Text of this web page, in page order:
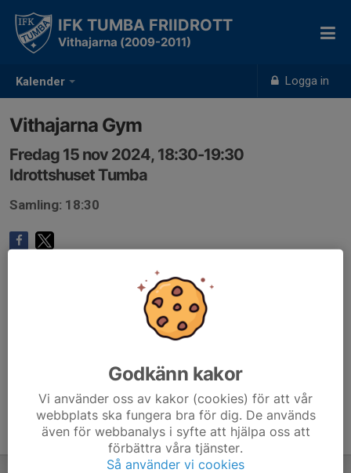
Kalender Logga in
IFK TUMBA FRIIDROTT
Vithajarna (2009-2011)
Vithajarna Gym
Fredag 15 nov 2024, 18:30-19:30
Idrottshuset Tumba
Samling: 18:30
Godkänn kakor
Vi använder oss av kakor (cookies) för att vår
webbplats ska fungera bra för dig. De används
även för webbanalys i syfte att hjälpa oss att
förbättra våra tjänster.
Så använder vi cookies